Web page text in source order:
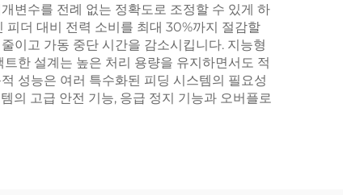
변수를 전례 없는 정확도로 조정할 수 있게 하
피더 대비 전력 소비를 최대 30%까지 절감할
이고 가동 중단 시간을 감소시킵니다. 지능형
한 설계는 높은 처리 용량을 유지하면서도 적
성능은 여러 특수화된 피딩 시스템의 필요성
의 고급 안전 기능, 응급 정지 기능과 오버플로